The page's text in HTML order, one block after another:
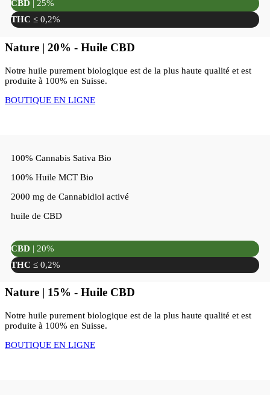
CBD | 25%
THC ≤ 0,2%
Nature | 20% - Huile CBD
Notre huile purement biologique est de la plus haute qualité et est
produite à 100% en Suisse.
BOUTIQUE EN LIGNE
100% Cannabis Sativa Bio
100% Huile MCT Bio
2000 mg de Cannabidiol activé
huile de CBD
CBD | 20%
THC ≤ 0,2%
Nature | 15% - Huile CBD
Notre huile purement biologique est de la plus haute qualité et est
produite à 100% en Suisse.
BOUTIQUE EN LIGNE